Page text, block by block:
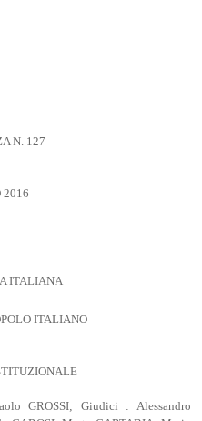
N. 127
2016
ITALIANA
ITALIANO
GROSSI; Giudici : Alessandro